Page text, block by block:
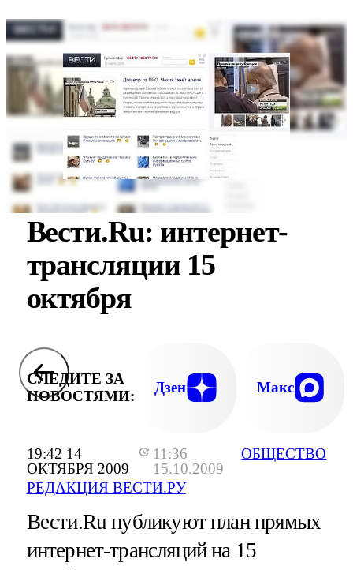
19:42 14
ОКТЯБРЯ 2009
11:36
15.10.2009
РЕДАКЦИЯ ВЕСТИ.РУ
ОБЩЕСТВО
Вести.Ru: интернет-
трансляции 15
октября
СЛЕДИТЕ ЗА
НОВОСТЯМИ:
Дзен Макс
Вести.Ru публикуют план прямых
интернет-трансляций на 15